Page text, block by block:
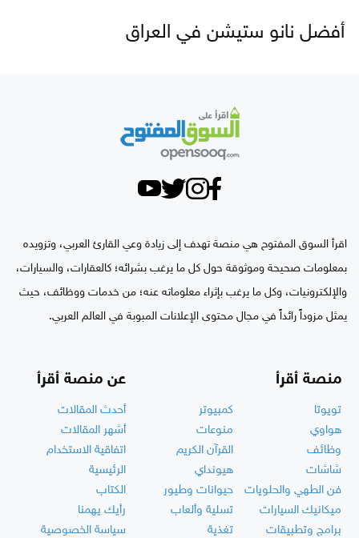
أفضل نانو ستيشن في العراق
اقرأ السوق المفتوح هي منصة تهدف إلى زيادة وعي القارئ العربي، وتزويده
بمعلومات صحيحة وموثوقة حول كل ما يرغب بشرائه؛ كالعقارات، والسيارات،
والإلكترونيات، وكل ما يرغب بإثراء معلوماته عنه؛ من خدمات ووظائف، حيث
يمثل مزوداً رائداً في مجال محتوى الإعلانات المبوبة في العالم العربي.
منصة أقرأ
تويوتا
كمبيوتر
هواوي
منوعات
وظائف
القرآن الكريم
شاشات
هيونداي
فن الطهي والحلويات
حيوانات وطيور
ميكانيك السيارات
تسلية وألعاب
برامج وتطبيقات
تغذية
عن منصة أقرأ
أحدث المقالات
أشهر المقالات
اتفاقية الاستخدام
الرئيسية
الكتاب
رأيك يهمنا
سياسة الخصوصية